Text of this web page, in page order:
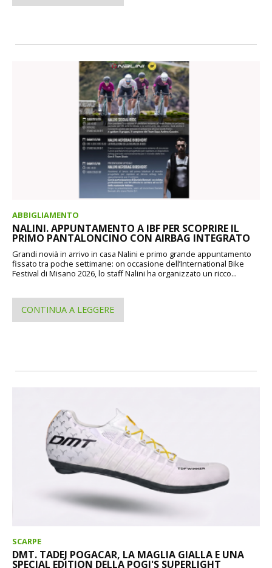
ABBIGLIAMENTO
NALINI. APPUNTAMENTO A IBF PER SCOPRIRE IL
PRIMO PANTALONCINO CON AIRBAG INTEGRATO
Grandi novià in arrivo in casa Nalini e primo grande appuntamento
fissato tra poche settimane: on occasione dell’International Bike
Festival di Misano 2026, lo staff Nalini ha organizzato un ricco...
CONTINUA A LEGGERE
SCARPE
DMT. TADEJ POGACAR, LA MAGLIA GIALLA E UNA
SPECIAL EDITION DELLA POGI'S SUPERLIGHT